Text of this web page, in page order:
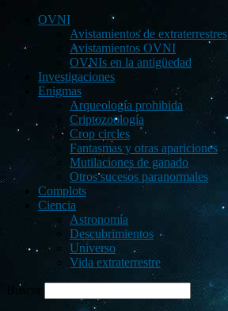
OVNI
Avistamientos de extraterrestres
Avistamientos OVNI
OVNIs en la antigüedad
Investigaciones
Enigmas
Arqueología prohibida
Criptozoología
Crop circles
Fantasmas y otras apariciones
Mutilaciones de ganado
Otros sucesos paranormales
Complots
Ciencia
Astronomía
Descubrimientos
Universo
Vida extraterrestre
Buscar